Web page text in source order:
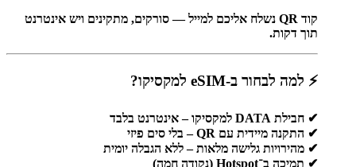
קוד QR נשלח אליכם למייל — סורקים, מתקינים ויש אינטרנט
תוך דקות.
⚡ למה לבחור ב-eSIM למקסיקו?
✔ חבילת DATA למקסיקו – אינטרנט בלבד
✔ התקנה מיידית עם QR – בלי סים פיזי
✔ מהירויות גלישה מלאות – ללא הגבלה יומית
✔ תמיכה ב־Hotspot (נקודה חמה)